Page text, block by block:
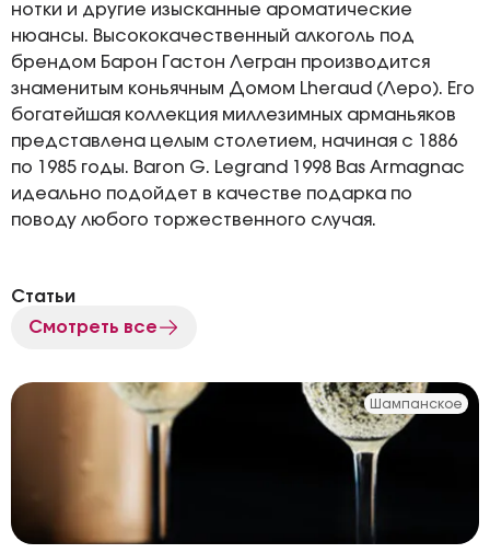
нотки и другие изысканные ароматические
нюансы. Высококачественный алкоголь под
брендом Барон Гастон Легран производится
знаменитым коньячным Домом Lheraud (Леро). Его
богатейшая коллекция миллезимных арманьяков
представлена целым столетием, начиная с 1886
по 1985 годы. Baron G. Legrand 1998 Bas Armagnac
идеально подойдет в качестве подарка по
поводу любого торжественного случая.
Статьи
Смотреть все
Шампанское